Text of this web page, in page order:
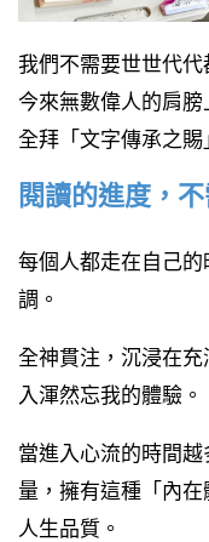
我們不需要世世代
今來無數偉人的肩膀
全拜「文字傳承之賜
閱讀的進度，
每個人都走在自己
調。
全神貫注，沉浸在
入渾然忘我的體驗。
當進入心流的時間
量，擁有這種「內
人生品質。